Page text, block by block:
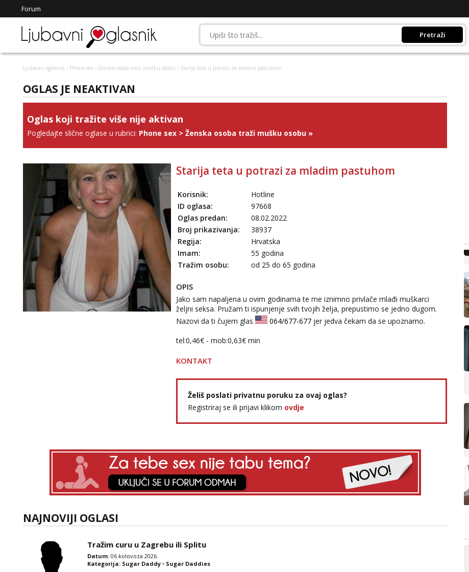
Forum
Pretraži
Ljubavni oglasnik › Phone sex › Ženska osoba traži mušku osobu › Starija teta u potrazi za mladim pastuhom
OGLAS JE NEAKTIVAN
Oglas koji tražite više nije aktivan
Pogledajte slične oglase u rubrici: Phone sex > Ženska osoba traži mušku osobu »
Starija teta u potrazi za mladim pastuhom
Korisnik:
Hotline
ID oglasa:
97668
Oglas predan:
08.02.2022
Broj prikazivanja:
38937
Regija:
Hrvatska
Imam:
55 godina
Tražim osobu:
od 25 do 65 godina
OPIS
Jako sam napaljena u ovim godinama te me iznimno privlače mlađi muškarci
željni seksa. Pružam ti ispunjenje svih tvojih želja, prepustimo se jedno dugom.
Nazovi da ti čujem glas
064/677-677 jer jedva čekam da se upoznamo.
tel:0,46€ - mob:0,63€ min
KONTAKT
Želiš poslati privatnu poruku za ovaj oglas?
Registriraj se ili prijavi klikom ovdje
NAJNOVIJI OGLASI
Tražim curu u Zagrebu ili Splitu
Datum: 06.kolovoza 2026.
Kategorija: Sugar Daddy Sugar Daddies